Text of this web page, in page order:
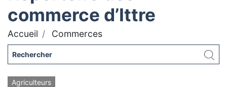
commerce d’Ittre
Accueil Commerces
Agriculteurs